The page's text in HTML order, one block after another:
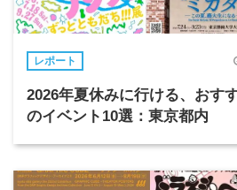
レポート
2026年夏休みに行ける、おす
のイベント10選：東京都内